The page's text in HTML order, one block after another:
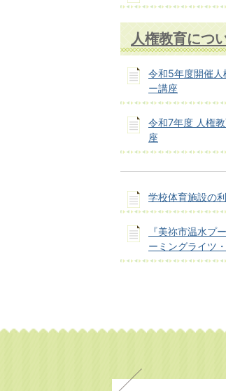
人権教育につ
令和5年度開催
ー講座
令和7年度 人権
座
学校体育施設の
『美祢市温水プ
ーミングライツ